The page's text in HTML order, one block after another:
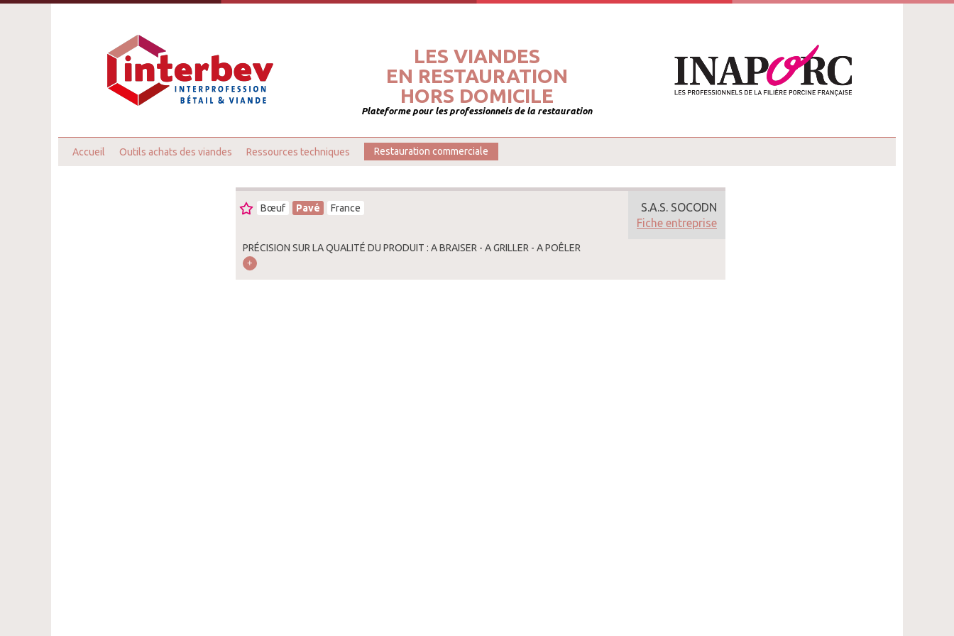
LES VIANDES
EN RESTAURATION
HORS DOMICILE
Plateforme pour les professionnels de la restauration
Accueil Outils achats des viandes Ressources techniques Restauration commerciale
Bœuf Pavé France
PRÉCISION SUR LA QUALITÉ DU PRODUIT : A BRAISER - A GRILLER - A POÊLER
S.A.S. SOCODN
Fiche entreprise